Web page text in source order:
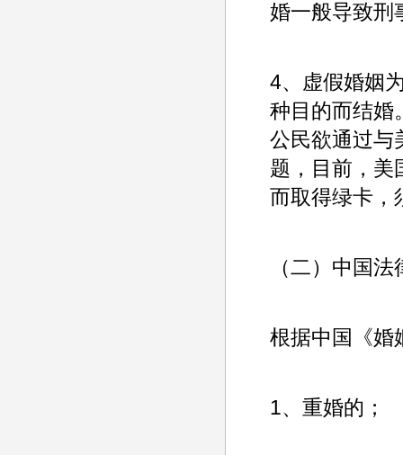
婚一般导致刑
4、虚假婚姻
种目的而结婚
公民欲通过与
题，目前，美
而取得绿卡，
（二）中国
根据中国《婚
1、重婚的；